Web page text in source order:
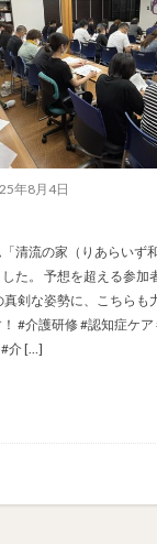
年8月4日
清流の家（りあらいず
た。 予想を超える参加
真剣な姿勢に、こちらも
#介護研修 #認知症ケ
#介 […]